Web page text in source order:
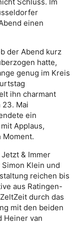
einen
der Abend kurz
hatte,
genug im Kreis
ihn charmant
Mai
ein
Applaus,
Moment.
& Immer
Simon Klein und
reichen bis
aus Ratingen-
durch das
mit den beiden
Heiner van